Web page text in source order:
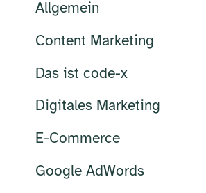
Allgemein
Content Marketing
Das ist code-x
Digitales Marketing
E-Commerce
Google AdWords